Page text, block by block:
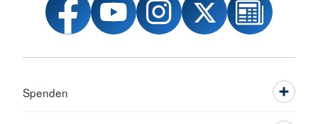
Spenden